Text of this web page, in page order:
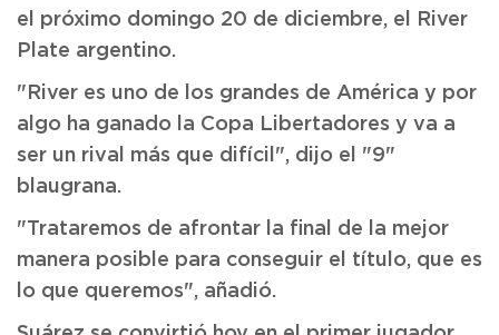
el próximo domingo 20 de diciembre, el River
Plate argentino.
"River es uno de los grandes de América y por
algo ha ganado la Copa Libertadores y va a
ser un rival más que difícil", dijo el "9"
blaugrana.
"Trataremos de afrontar la final de la mejor
manera posible para conseguir el título, que es
lo que queremos", añadió.